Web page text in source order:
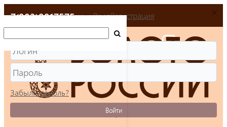
+7(903)9917575 ВходРегистрация
Забыли пароль?
Войти